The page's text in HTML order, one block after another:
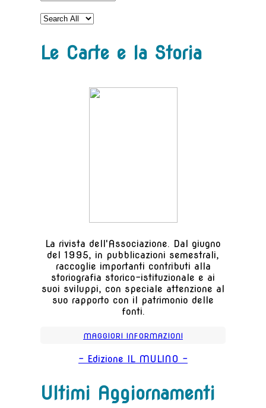
Le Carte e la Storia
La rivista dell'Associazione. Dal giugno
del 1995, in pubblicazioni semestrali,
raccoglie importanti contributi alla
storiografia storico-istituzionale e ai
suoi sviluppi, con speciale attenzione al
suo rapporto con il patrimonio delle
fonti.
MAGGIORI INFORMAZIONI
- Edizione IL MULINO -
Ultimi Aggiornamenti